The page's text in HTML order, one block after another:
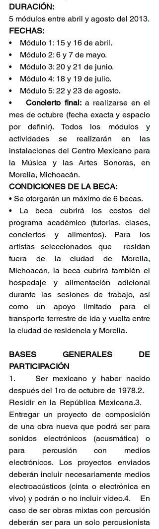
DURACIÓN:
5 módulos entre abril y agosto del 2013.
FECHAS:
•    Módulo 1: 15 y 16 de abril.
•    Módulo 2: 6 y 7 de mayo.
•    Módulo 3: 20 y 21 de junio.
•    Módulo 4: 18 y 19 de julio.
•    Módulo 5: 22 y 23 de agosto.
• Concierto final: a realizarse en el
mes de octubre (fecha exacta y espacio
por definir). Todos los módulos y
actividades se realizarán en las
instalaciones del Centro Mexicano para
la Música y las Artes Sonoras, en
Morelia, Michoacán.
CONDICIONES DE LA BECA:
• Se otorgarán un máximo de 6 becas.
• La beca cubrirá los costos del
programa académico (tutorías, clases,
conciertos y alimentos). Para los
artistas seleccionados que  residan
fuera de la ciudad de Morelia,
Michoacán, la beca cubrirá también el
hospedaje y alimentación adicional
durante las sesiones de trabajo, así
como un apoyo limitado para el
transporte terrestre de ida y vuelta entre
la ciudad de residencia y Morelia.
BASES GENERALES DE
PARTICIPACIÓN
1.    Ser mexicano y haber nacido
después del 1ro de octubre de 1978.2.
Residir en la República Mexicana.3.
Entregar un proyecto de composición
de una obra nueva que podrá ser para
sonidos electrónicos (acusmática) o
para percusión con medios
electrónicos. Los proyectos enviados
deberán incluir necesariamente medios
electroacústicos (cinta o electrónica en
vivo) y podrán o no incluir video.4.    En
caso de ser obras mixtas con percusión
deberán ser para un solo percusionista